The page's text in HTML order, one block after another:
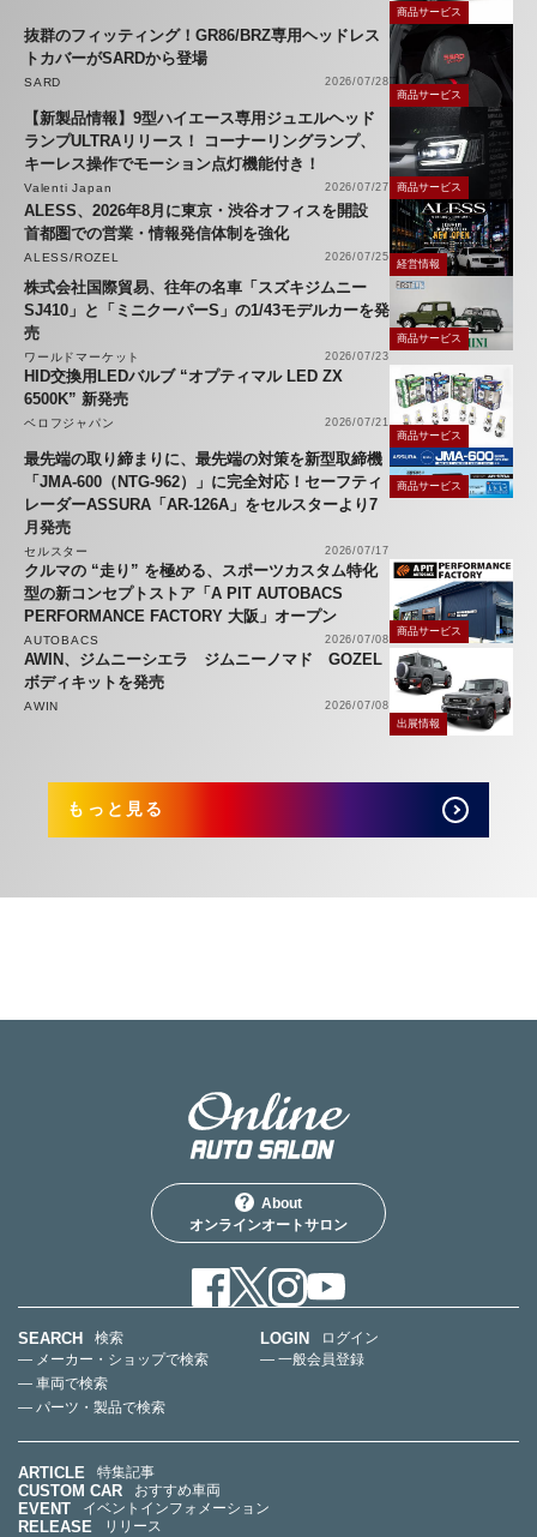
商品サービス
抜群のフィッティング！GR86/BRZ専用ヘッドレス
トカバーがSARDから登場
SARD
2026/07/28
商品サービス
【新製品情報】9型ハイエース専用ジュエルヘッド
ランプULTRAリリース！ コーナーリングランプ、
キーレス操作でモーション点灯機能付き！
Valenti Japan 2026/07/27 商品サービス
ALESS、2026年8月に東京・渋谷オフィスを開設
首都圏での営業・情報発信体制を強化
ALESS/ROZEL 2026/07/25
経営情報
株式会社国際貿易、往年の名車「スズキジムニー
SJ410」と「ミニクーパーS」の1/43モデルカーを発
売
ワールドマーケット 2026/07/23
商品サービス
HID交換用LEDバルブ “オプティマル LED ZX
6500K” 新発売
ベロフジャパン
2026/07/21
商品サービス
最先端の取り締まりに、最先端の対策を新型取締機
「JMA-600（NTG-962）」に完全対応！セーフティ
レーダーASSURA「AR-126A」をセルスターより7
月発売
セルスター 2026/07/17
商品サービス
クルマの “走り” を極める、スポーツカスタム特化
型の新コンセプトストア「A PIT AUTOBACS
PERFORMANCE FACTORY 大阪」オープン
AUTOBACS 2026/07/08
商品サービス
AWIN、ジムニーシエラ ジムニーノマド GOZEL
ボディキットを発売
AWIN
2026/07/08
出展情報
もっと見る
About
オンラインオートサロン
SEARCH
検索
— メーカー・ショップで検索
— 車両で検索
— パーツ・製品で検索
LOGIN
ログイン
— 一般会員登録
ARTICLE 特集記事
CUSTOM CAR おすすめ車両
EVENT イベントインフォメーション
RELEASE リリース